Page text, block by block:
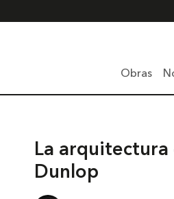
Obras
La arquitectura
Dunlop